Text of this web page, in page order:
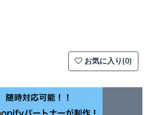
お気に入り(0)